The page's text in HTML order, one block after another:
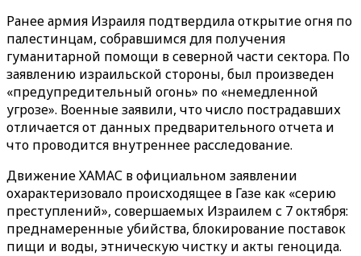
Ранее армия Израиля подтвердила открытие огня по
палестинцам, собравшимся для получения
гуманитарной помощи в северной части сектора. По
заявлению израильской стороны, был произведен
«предупредительный огонь» по «немедленной
угрозе». Военные заявили, что число пострадавших
отличается от данных предварительного отчета и
что проводится внутреннее расследование.
Движение ХАМАС в официальном заявлении
охарактеризовало происходящее в Газе как «серию
преступлений», совершаемых Израилем с 7 октября:
преднамеренные убийства, блокирование поставок
пищи и воды, этническую чистку и акты геноцида.